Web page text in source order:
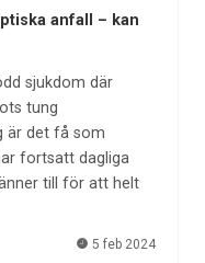
anfall – kan
sjukdom där
tung
är det få som
fortsatt dagliga
till för att helt
5 feb 2024